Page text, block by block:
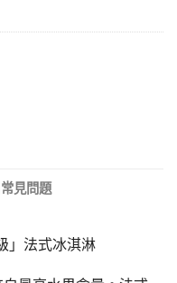
常見問題